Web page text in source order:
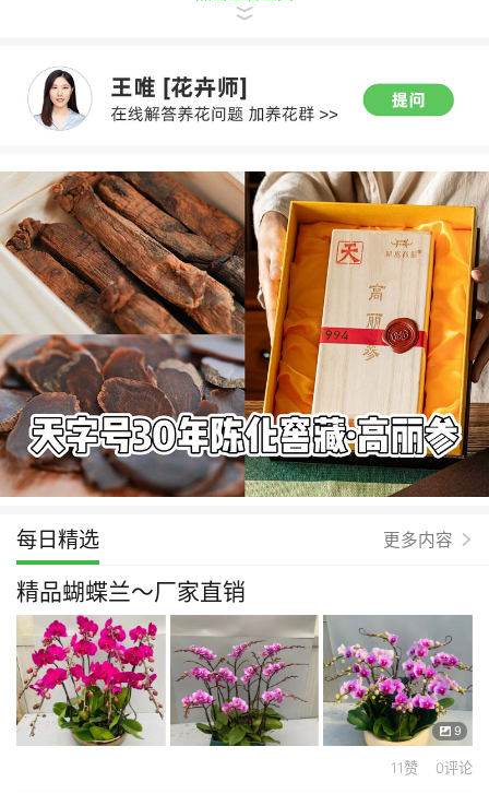
每日精选 更多内容
精品蝴蝶兰～厂家直销
9
11赞 0评论